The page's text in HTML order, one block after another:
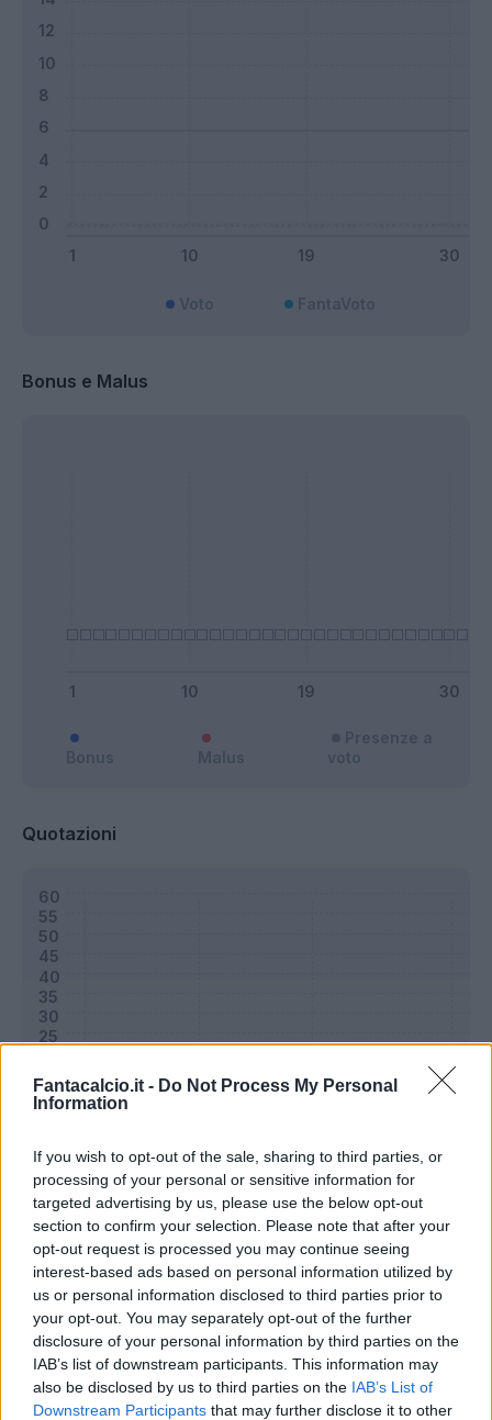
Fantacalcio.it - Do Not Process My Personal
Information
If you wish to opt-out of the sale, sharing to third parties, or
processing of your personal or sensitive information for
targeted advertising by us, please use the below opt-out
section to confirm your selection. Please note that after your
opt-out request is processed you may continue seeing
interest-based ads based on personal information utilized by
us or personal information disclosed to third parties prior to
your opt-out. You may separately opt-out of the further
disclosure of your personal information by third parties on the
IAB’s list of downstream participants. This information may
also be disclosed by us to third parties on the IAB’s List of
Downstream Participants that may further disclose it to other
Bonus e Malus
Quotazioni
Classic Mantra
Riepilogo stagione
Titolare 0 - 0%
Entrato 3 - 9 %
Squalificato 0 - 0%